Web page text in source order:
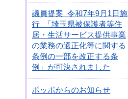
議員提案 令和7年9月1日施
行 「埼玉県被保護者等住
居・生活サービス提供事業
の業務の適正化等に関する
条例の一部を改正する条
例」が可決されました
ポッポからのお知らせ